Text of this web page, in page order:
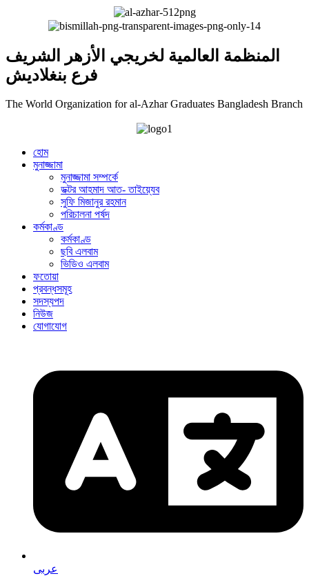
المنظمة العالمية لخريجي الأزهر الشريف
فرع بنغلاديش
The World Organization for al-Azhar Graduates Bangladesh Branch
হোম
মুনাজ্জামা
মুনাজ্জামা সম্পর্কে
ডক্টর আহমাদ আত- তাইয়্যেব
সুফি মিজানুর রহমান
পরিচালনা পর্ষদ
কর্মকাণ্ড
কর্মকাণ্ড
ছবি এলবাম
ভিডিও এলবাম
ফতোয়া
প্রবন্ধসমূহ
সদস্যপদ
নিউজ
যোগাযোগ
عربى